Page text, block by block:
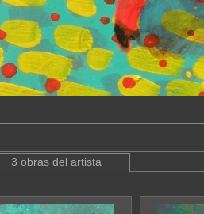
3 obras del artista